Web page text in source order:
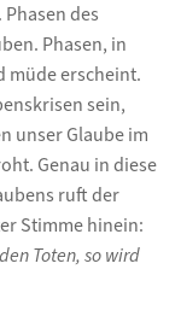
des
Phasen, in
müde erscheint.
sein,
unser Glaube im
Genau in diese
ruft der
Stimme hinein:
Toten, so wird